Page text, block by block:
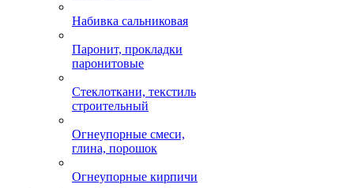
Набивка сальниковая
Паронит, прокладки
паронитовые
Стеклоткани, текстиль
строительный
Огнеупорные смеси,
глина, порошок
Огнеупорные кирпичи